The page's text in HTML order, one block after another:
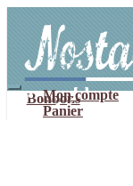
navigation
contenu
Mon compte
Panier
Bonbons